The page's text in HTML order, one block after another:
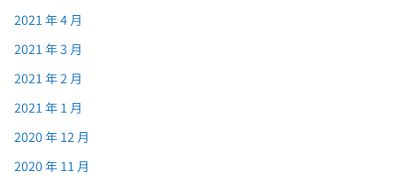
2021 年 4 月
2021 年 3 月
2021 年 2 月
2021 年 1 月
2020 年 12 月
2020 年 11 月